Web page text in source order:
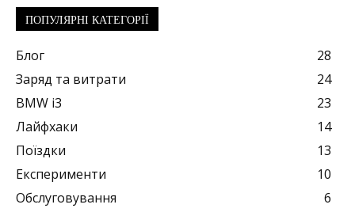
ПОПУЛЯРНІ КАТЕГОРІЇ
Блог
28
Заряд та витрати
24
BMW i3
23
Лайфхаки
14
Поїздки
13
Експерименти
10
Обслуговування
6